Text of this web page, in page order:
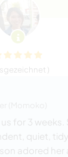
)
for 3 weeks.
quiet,
adored her